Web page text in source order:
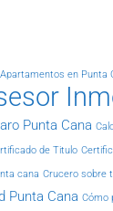
Apartamentos en Punta
Punta Cana
de Titulo
cana Crucero sobre
Punta Cana Cómo